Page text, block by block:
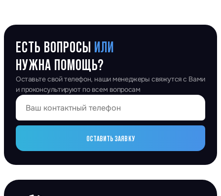
ЕСТЬ ВОПРОСЫ ИЛИ
НУЖНА ПОМОЩЬ?
Оставьте свой телефон, наши менеджеры свяжутся с Вами
и проконсультируют по всем вопросам
ОСТАВИТЬ ЗАЯВКУ